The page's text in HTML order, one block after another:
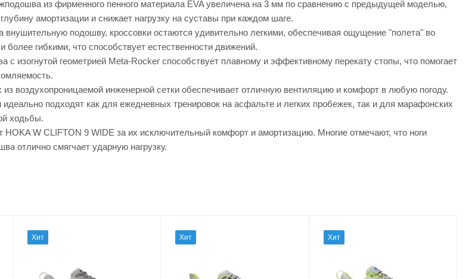
из фирменного пенного материала EVA увеличена на 3 мм по сравнению с предыдущей моделью,
амортизации и снижает нагрузку на суставы при каждом шаге.
внушительную подошву, кроссовки остаются удивительно легкими, обеспечивая ощущение "полета" во
гибкими, что способствует естественности движений.
с изогнутой геометрией Meta-Rocker способствует плавному и эффективному перекату стопы, что помогает
воздухопроницаемой инженерной сетки обеспечивает отличную вентиляцию и комфорт в любую погоду.
идеально подходят как для ежедневных тренировок на асфальте и легких пробежек, так и для марафонских
ходьбы.
W CLIFTON 9 WIDE за их исключительный комфорт и амортизацию. Многие отмечают, что ноги
отлично смягчает ударную нагрузку.
Хит Хит Хит